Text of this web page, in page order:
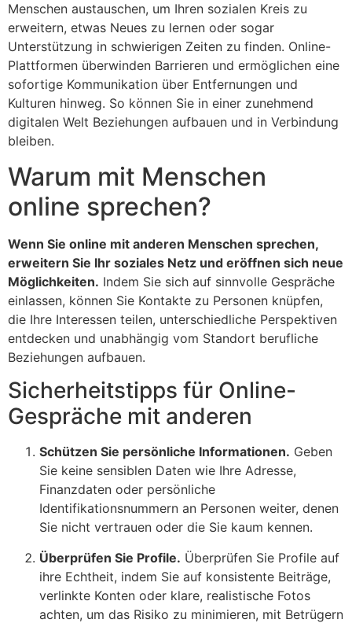
Menschen austauschen, um Ihren sozialen Kreis zu
erweitern, etwas Neues zu lernen oder sogar
Unterstützung in schwierigen Zeiten zu finden. Online-
Plattformen überwinden Barrieren und ermöglichen eine
sofortige Kommunikation über Entfernungen und
Kulturen hinweg. So können Sie in einer zunehmend
digitalen Welt Beziehungen aufbauen und in Verbindung
bleiben.
Warum mit Menschen
online sprechen?
Wenn Sie online mit anderen Menschen sprechen,
erweitern Sie Ihr soziales Netz und eröffnen sich neue
Möglichkeiten. Indem Sie sich auf sinnvolle Gespräche
einlassen, können Sie Kontakte zu Personen knüpfen,
die Ihre Interessen teilen, unterschiedliche Perspektiven
entdecken und unabhängig vom Standort berufliche
Beziehungen aufbauen.
Sicherheitstipps für Online-
Gespräche mit anderen
Schützen Sie persönliche Informationen. Geben
Sie keine sensiblen Daten wie Ihre Adresse,
Finanzdaten oder persönliche
Identifikationsnummern an Personen weiter, denen
Sie nicht vertrauen oder die Sie kaum kennen.
Überprüfen Sie Profile. Überprüfen Sie Profile auf
ihre Echtheit, indem Sie auf konsistente Beiträge,
verlinkte Konten oder klare, realistische Fotos
achten, um das Risiko zu minimieren, mit Betrügern